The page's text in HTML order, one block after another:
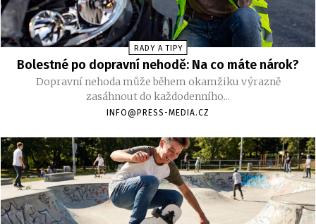
RADY A TIPY
Bolestné po dopravní nehodě: Na co máte nárok?
Dopravní nehoda může během okamžiku výrazně
zasáhnout do každodenního...
INFO@PRESS-MEDIA.CZ